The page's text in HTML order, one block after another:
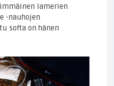
lamerien
-nauhojen
softa on hänen